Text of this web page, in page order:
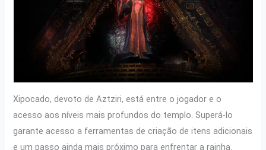
Xipocado, devoto de Aztziri, está entre o jogador e o
acesso aos níveis mais profundos do templo. Superá-lo
garante acesso a ferramentas de criação de itens adicionais
e um passo ainda mais próximo para enfrentar a rainha.